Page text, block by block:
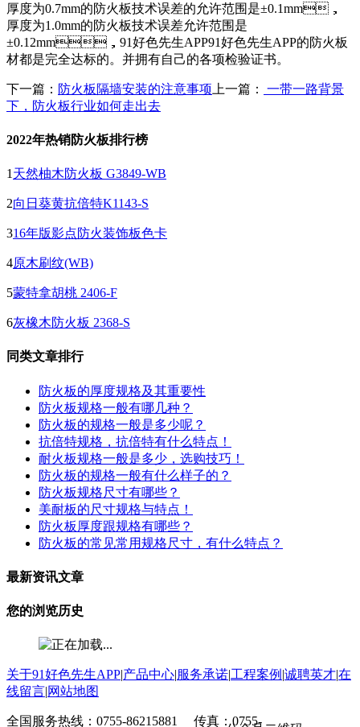
厚度为0.7mm的防火板技术误差的允许范围是±0.1mm，
厚度为1.0mm的防火板技术误差允许范围是
±0.12mm，91好色先生APP91好色先生APP的防火板
材都是完全达标的。并拥有自己的各项检验证书。
下一篇： 防火板隔墙安装的注意事项 上一篇：
一带一路背景
下，防火板行业如何走出去
2022年热销防火板排行榜
1 天然柚木防火板 G3849-WB
2向日葵黄抗倍特K1143-S
316年版影点防火装饰板色卡
4原木刷纹(WB)
5蒙特拿胡桃 2406-F
6灰橡木防火板 2368-S
同类文章排行
防火板的厚度规格及其重要性
防火板规格一般有哪几种？
防火板的规格一般是多少呢？
抗倍特规格，抗倍特有什么特点！
耐火板规格一般是多少，选购技巧！
防火板的规格一般有什么样子的？
防火板规格尺寸有哪些？
美耐板的尺寸规格与特点！
防火板厚度跟规格有哪些？
防火板的常见常用规格尺寸，有什么特点？
最新资讯文章
您的浏览历史
关于91好色先生APP 产品中心 服务承诺工程案例 诚聘英才在
线留言 网站地图
全国服务热线：0755-86215881 传真：0755-